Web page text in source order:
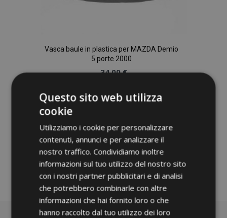
Vasca baule in plastica per MAZDA Demio
5 porte 2000
34,00 €
Aggiungi Al Carrello
alla
lista
desideri
Questo sito web utilizza
cookie
Utilizziamo i cookie per personalizzare
contenuti, annunci e per analizzare il
nostro traffico. Condividiamo inoltre
informazioni sul tuo utilizzo del nostro sito
con i nostri partner pubblicitari e di analisi
che potrebbero combinarle con altre
informazioni che hai fornito loro o che
hanno raccolto dal tuo utilizzo dei loro